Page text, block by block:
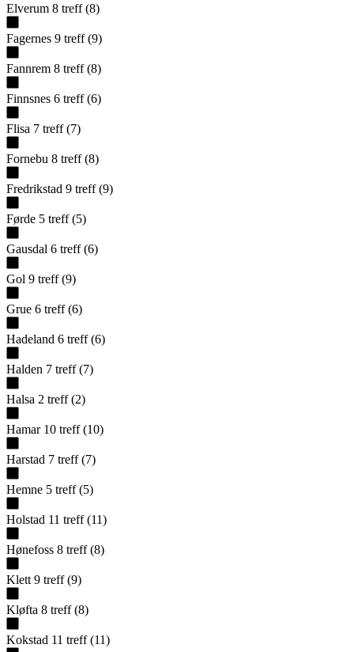
Elverum 8 treff (8)
Fagernes 9 treff (9)
Fannrem 8 treff (8)
Finnsnes 6 treff (6)
Flisa 7 treff (7)
Fornebu 8 treff (8)
Fredrikstad 9 treff (9)
Førde 5 treff (5)
Gausdal 6 treff (6)
Gol 9 treff (9)
Grue 6 treff (6)
Hadeland 6 treff (6)
Halden 7 treff (7)
Halsa 2 treff (2)
Hamar 10 treff (10)
Harstad 7 treff (7)
Hemne 5 treff (5)
Holstad 11 treff (11)
Hønefoss 8 treff (8)
Klett 9 treff (9)
Kløfta 8 treff (8)
Kokstad 11 treff (11)